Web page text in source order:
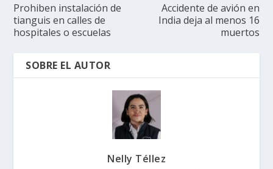
Prohiben instalación de
tianguis en calles de
hospitales o escuelas
Accidente de avión en
India deja al menos 16
muertos
SOBRE EL AUTOR
Nelly Téllez